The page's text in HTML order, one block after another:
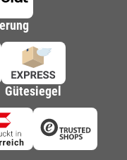
Gütesiegel